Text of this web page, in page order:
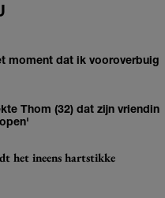
moment dat ik vooroverbuig
Thom (32) dat zijn vriendin
het ineens hartstikke